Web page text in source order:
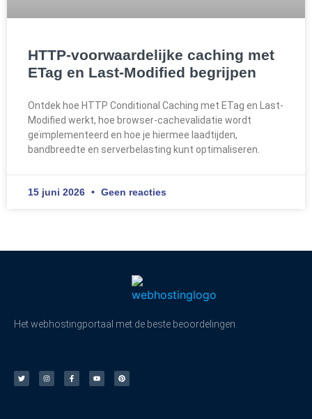
HTTP-voorwaardelijke caching met
ETag en Last-Modified begrijpen
Ontdek hoe HTTP Conditional Caching met ETag en Last-
Modified werkt, hoe browser-cachevalidatie wordt
geïmplementeerd en hoe je hiermee laadtijden,
bandbreedte en serverbelasting kunt optimaliseren.
15 juni 2026 Geen reacties
Het webhostingportaal met de beste beoordelingen.